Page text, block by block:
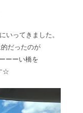
いってきました。
だったのが
ーーい橋を
☆